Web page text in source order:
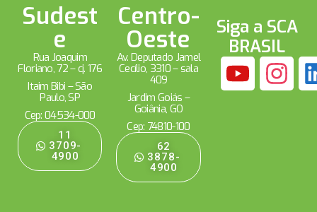
Sudest
e
Rua Joaquim
Floriano, 72 – cj. 176
Itaim Bibi – São
Paulo, SP
Cep: 04534-000
11
3709-
4900
Centro-
Oeste
Av. Deputado Jamel
Cecílio, 3310 – sala
409
Jardim Goiás –
Goiânia, GO
Cep: 74810-100
62
3878-
4900
Siga a SCA
BRASIL